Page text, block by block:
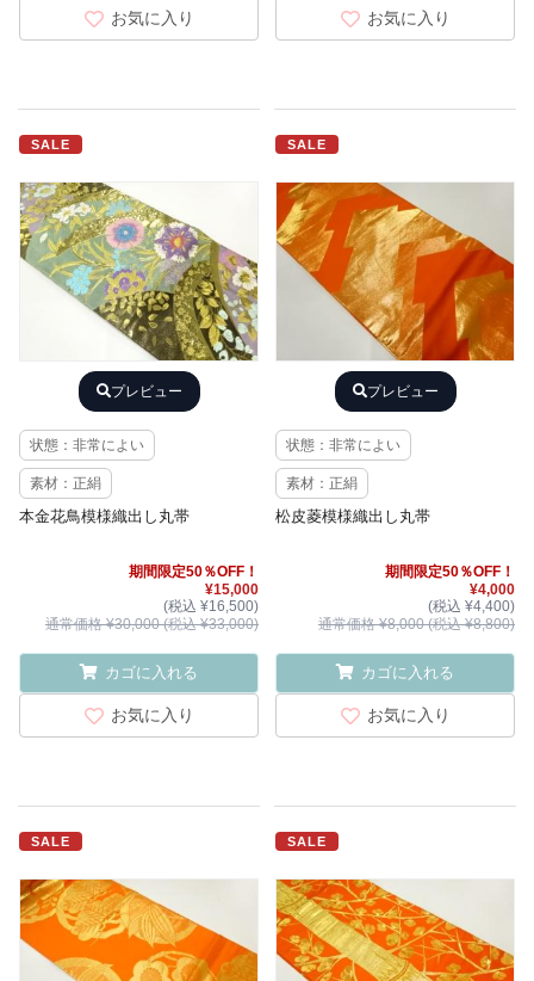
お気に入り お気に入り
SALE
プレビュー
状態：非常によい
素材：正絹
本金花鳥模様織出し丸帯
期間限定50％OFF！
¥15,000
(税込 ¥16,500)
通常価格 ¥30,000 (税込 ¥33,000)
カゴに入れる
お気に入り
SALE
プレビュー
状態：非常によい
素材：正絹
松皮菱模様織出し丸帯
期間限定50％OFF！
¥4,000
(税込 ¥4,400)
通常価格 ¥8,000 (税込 ¥8,800)
カゴに入れる
お気に入り
SALE SALE